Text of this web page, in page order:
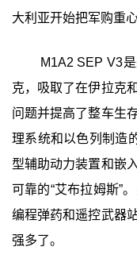
大利亚开始把军购重
M1A2 SEP V3
克，吸取了在伊拉克
问题并提高了整车生
理系统和以色列制造
型辅助动力装置和嵌
可靠的“艾布拉姆斯”
编程弹药和遥控武器
强多了。